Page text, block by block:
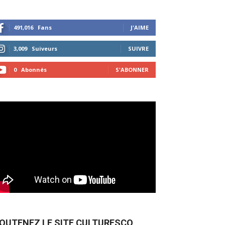
491,016 Fans J'AIME
3,009 Suiveurs SUIVRE
0 Abonnés S'ABONNER
LE SITE CULTURESCO